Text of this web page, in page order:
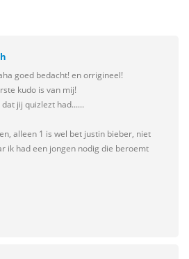
goed bedacht! en orrigineel!
kudo is van mij!
jij quizlezt had......
alleen 1 is wel bet justin bieber, niet
ik had een jongen nodig die beroemt